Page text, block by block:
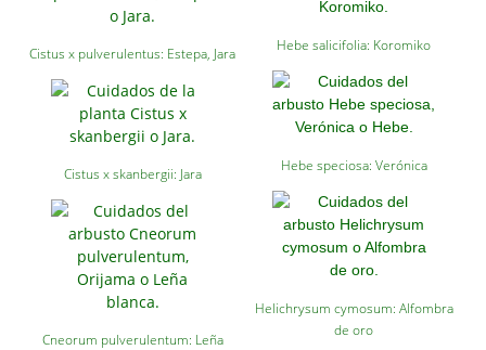
Cistus x pulverulentus: Estepa, Jara
Cistus x skanbergii: Jara
Cneorum pulverulentum: Leña
Hebe salicifolia: Koromiko
Hebe speciosa: Verónica
Helichrysum cymosum: Alfombra
de oro